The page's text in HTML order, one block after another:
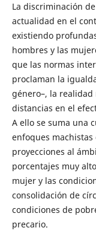
La discriminación
actualidad en el
existiendo
hombres y las
que las normas
proclaman la
género–, la realidad
distancias en el
A ello se suma una
enfoques
proyecciones al
porcentajes muy
mujer y las
consolidación de
condiciones de
precario.